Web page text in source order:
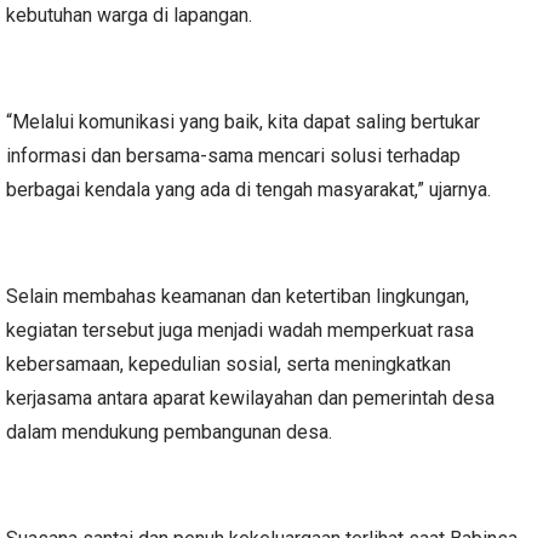
kebutuhan warga di lapangan.
“Melalui komunikasi yang baik, kita dapat saling bertukar
informasi dan bersama-sama mencari solusi terhadap
berbagai kendala yang ada di tengah masyarakat,” ujarnya.
Selain membahas keamanan dan ketertiban lingkungan,
kegiatan tersebut juga menjadi wadah memperkuat rasa
kebersamaan, kepedulian sosial, serta meningkatkan
kerjasama antara aparat kewilayahan dan pemerintah desa
dalam mendukung pembangunan desa.